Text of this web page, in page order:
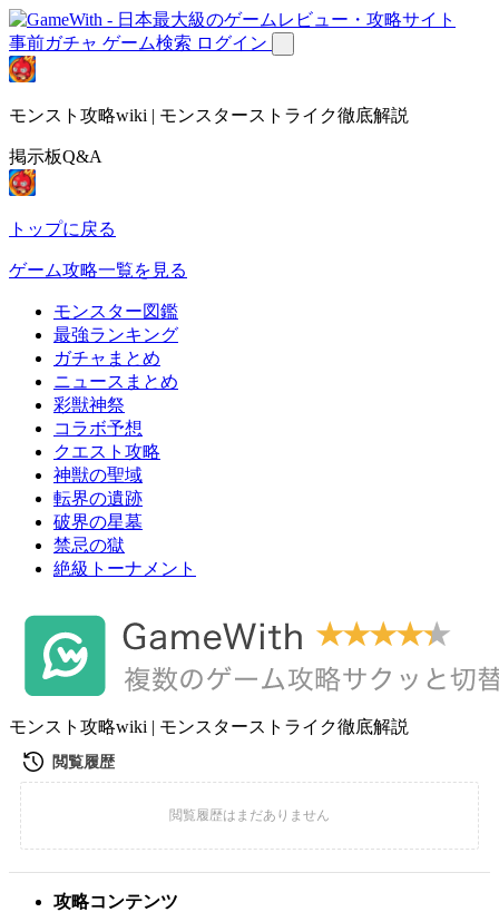
事前ガチャ ゲーム検索 ログイン
モンスト攻略wiki | モンスターストライク徹底解説
掲示板Q&A
トップに戻る
ゲーム攻略一覧を見る
モンスター図鑑
最強ランキング
ガチャまとめ
ニュースまとめ
彩獣神祭
コラボ予想
クエスト攻略
神獣の聖域
転界の遺跡
破界の星墓
禁忌の獄
絶級トーナメント
モンスト攻略wiki | モンスターストライク徹底解説
攻略コンテンツ